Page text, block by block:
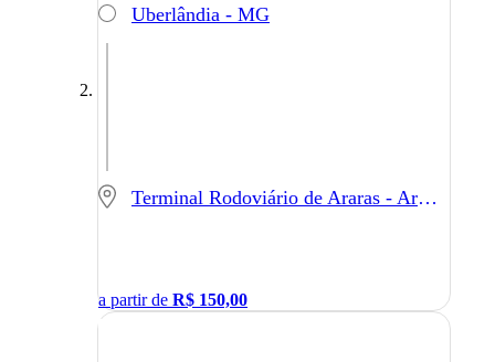
Uberlândia - MG
Terminal Rodoviário de Araras - Araras - SP
a partir de R$ 150,00